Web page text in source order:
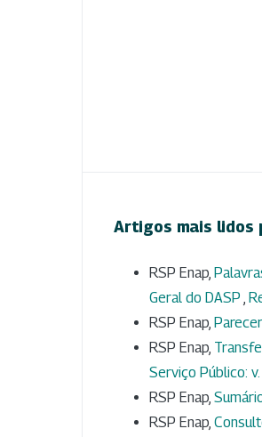
Artigos mais lidos
RSP Enap,
Geral do DASP
RSP Enap,
RSP Enap,
Serviço Público:
RSP Enap,
RSP Enap,